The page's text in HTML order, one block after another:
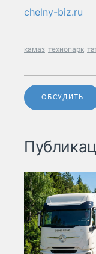
chelny-biz.ru
камаз технопарк
ОБСУДИТЬ